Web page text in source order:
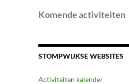
Komende activiteiten
STOMPWIJKSE WEBSITES
Activiteiten kalender